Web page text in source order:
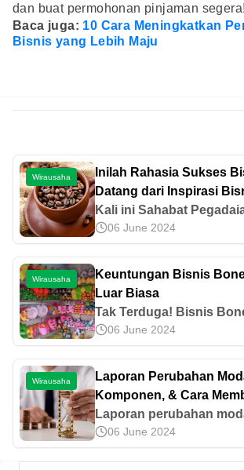
dan buat permohonan pinjaman segera!
Baca juga: 10 Cara Meningkatkan
Bisnis yang Lebih Maju
Wirausaha
Inilah Rahasia Sukses
Datang dari Inspirasi
Kali ini Sahabat
berbagi rahasia sukses
Siapa sangka ternyata
membawa banyak
tengah lifestyle
06 June 2024
Wirausaha
Keuntungan Bisnis
Luar Biasa
Tak Terduga! Bisnis
Keuntungan Luar Biasa
Peluang Pasar yang
06 June 2024
Wirausaha
Laporan Perubahan
Komponen, & Cara
Laporan perubahan
dokumen berisi
nilai modal karena laba
06 June 2024